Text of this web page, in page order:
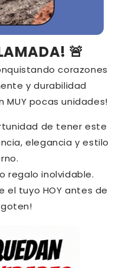
🚨
corazones
y durabilidad
MUY pocas unidades!
de tener este
elegancia y estilo
regalo inolvidable.
el tuyo HOY antes de